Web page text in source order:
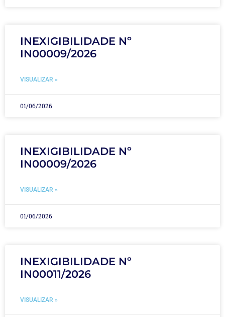
INEXIGIBILIDADE Nº
IN00009/2026
VISUALIZAR »
01/06/2026
INEXIGIBILIDADE Nº
IN00009/2026
VISUALIZAR »
01/06/2026
INEXIGIBILIDADE Nº
IN00011/2026
VISUALIZAR »